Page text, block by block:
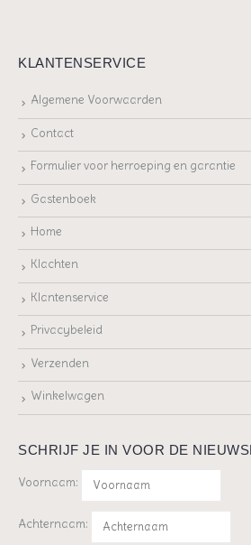
KLANTENSERVICE
Algemene Voorwaarden
Contact
Formulier voor herroeping en garantie
Gastenboek
Home
Klachten
Klantenservice
Privacybeleid
Verzenden
Winkelwagen
SCHRIJF JE IN VOOR DE
Voornaam:
Achternaam: